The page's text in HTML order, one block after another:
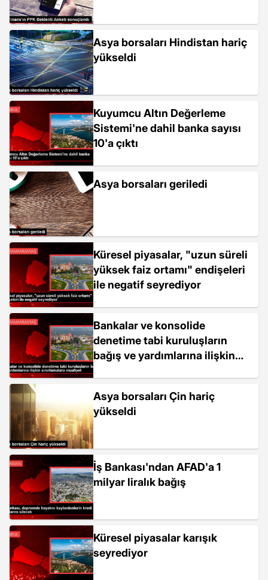
Asya borsaları Hindistan hariç
yükseldi
Kuyumcu Altın Değerleme
Sistemi'ne dahil banka sayısı
10'a çıktı
Asya borsaları geriledi
Küresel piyasalar, "uzun süreli
yüksek faiz ortamı" endişeleri
ile negatif seyrediyor
Bankalar ve konsolide
denetime tabi kuruluşların
bağış ve yardımlarına ilişkin
Asya borsaları Çin hariç
yükseldi
İş Bankası'ndan AFAD'a 1
milyar liralık bağış
Küresel piyasalar karışık
seyrediyor